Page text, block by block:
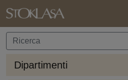
Dipartimenti